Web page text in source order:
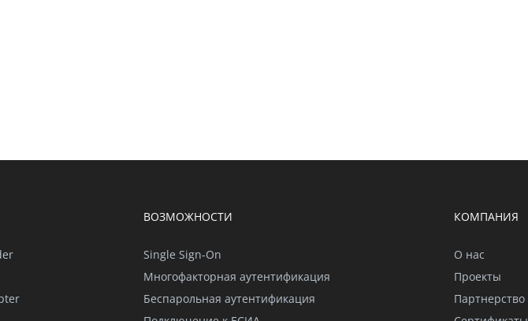
ВОЗМОЖНОСТИ
Single Sign-On
Многофакторная аутентификация
Беспарольная аутентификация
КОМПАНИЯ
О нас
Проекты
Партнерство